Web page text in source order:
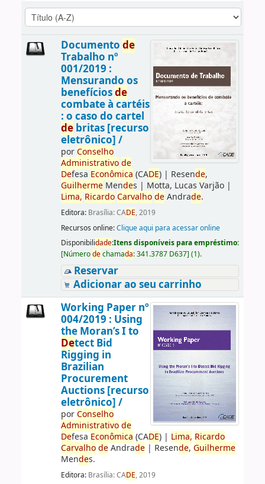
Documento de
Trabalho nº
001/2019 :
Mensurando os
benefíciosde
combate à cartéis
: o caso do cartel
debritas [recurso
eletrônico] /
porConselho
Administrativo de
Defesa Econômica (CADE)| Resende,
GuilhermeMendes | Motta, Lucas Varjão|
Lima, Ricardo Carvalho deAndrade.
Editora: Brasília: CADE, 2019
Recursos online:Clique aqui para acessar online
Disponibilidade:Itens disponíveis para empréstimo:
[Númerodechamada:341.3787 D637] (1).
Reservar
Adicionar ao seu carrinho
Working Paper nº
004/2019 : Using
the Moran’s I to
Detect Bid
Rigging in
Brazilian
Procurement
Auctions [recurso
eletrônico] /
porConselho
Administrativo de
Defesa Econômica (CADE)| Lima, Ricardo
Carvalho deAndrade| Resende, Guilherme
Mendes.
Editora: Brasília: CADE, 2019